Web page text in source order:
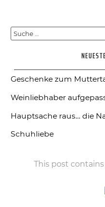
Suche
Geschenke zum
Weinliebhaber
Hauptsache raus… die
Schuhliebe
This post